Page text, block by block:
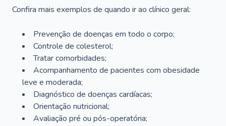
Confira mais exemplos de quando ir ao clínico geral:
Prevenção de doenças em todo o corpo;
Controle de colesterol;
Tratar comorbidades;
Acompanhamento de pacientes com obesidade
leve e moderada;
Diagnóstico de doenças cardíacas;
Orientação nutricional;
Avaliação pré ou pós-operatória;